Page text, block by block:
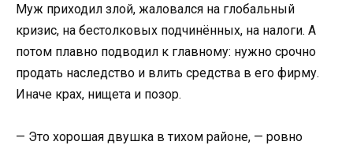
Муж приходил злой, жаловался на глобальный
кризис, на бестолковых подчинённых, на налоги. А
потом плавно подводил к главному: нужно срочно
продать наследство и влить средства в его фирму.
Иначе крах, нищета и позор.
— Это хорошая двушка в тихом районе, — ровно